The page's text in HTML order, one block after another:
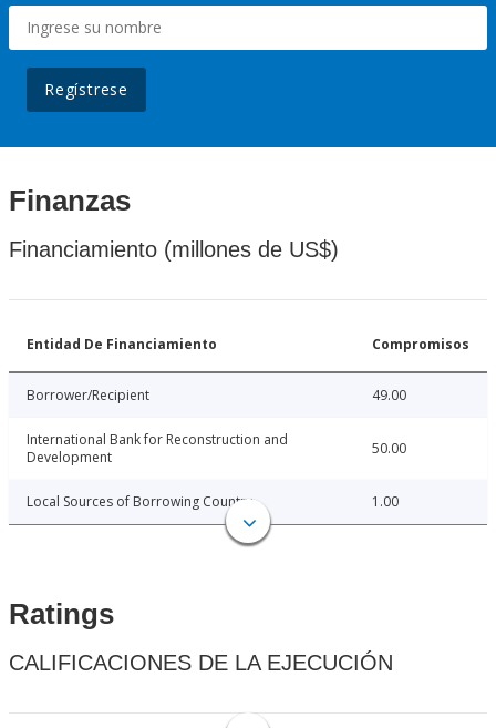
Regístrese
Finanzas
Financiamiento (millones de US$)
Entidad De Financiamiento Compromisos
Borrower/Recipient 49.00
International Bank for Reconstruction and
Development
50.00
Local Sources of Borrowing Country 1.00
Ratings
CALIFICACIONES DE LA EJECUCIÓN